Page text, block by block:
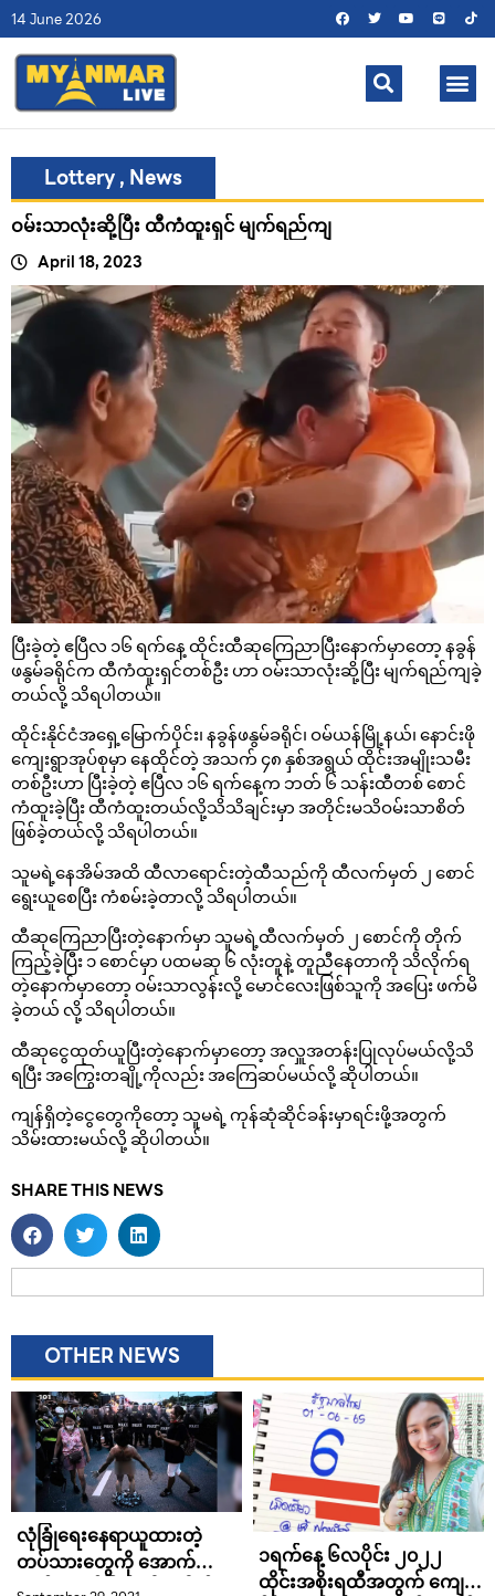
14 June 2026
Lottery, News
ဝမ်းသာလုံးဆို့ပြီး ထီကံထူးရှင် မျက်ရည်ကျ
April 18, 2023
ပြီးခဲ့တဲ့ ဧပြီလ ၁၆ ရက်နေ့ ထိုင်းထီဆုကြေညာပြီးနောက်မှာတော့ နခွန်
ဖနွမ်ခရိုင်က ထီကံထူးရှင်တစ်ဦး ဟာ ဝမ်းသာလုံးဆို့ပြီး မျက်ရည်ကျခဲ့
တယ်လို့ သိရပါတယ်။
ထိုင်းနိုင်ငံအရှေ့မြောက်ပိုင်း၊ နခွန်ဖနွမ်ခရိုင်၊ ဝမ်ယန်မြို့နယ်၊ နောင်းဖို
ကျေးရွာအုပ်စုမှာ နေထိုင်တဲ့ အသက် ၄၈ နှစ်အရွယ် ထိုင်းအမျိုးသမီး
တစ်ဦးဟာ ပြီးခဲ့တဲ့ ဧပြီလ ၁၆ ရက်နေ့က ဘတ် ၆ သန်းထီတစ် စောင်
ကံထူးခဲ့ပြီး ထီကံထူးတယ်လို့သိသိချင်းမှာ အတိုင်းမသိဝမ်းသာစိတ်
ဖြစ်ခဲ့တယ်လို့ သိရပါတယ်။
သူမရဲ့နေအိမ်အထိ ထီလာရောင်းတဲ့ထီသည်ကို ထီလက်မှတ် ၂ စောင်
ရွေးယူစေပြီး ကံစမ်းခဲ့တာလို့ သိရပါတယ်။
ထီဆုကြေညာပြီးတဲ့နောက်မှာ သူမရဲ့ထီလက်မှတ် ၂ စောင်ကို တိုက်
ကြည့်ခဲ့ပြီး ၁ စောင်မှာ ပထမဆု ၆ လုံးတူနဲ့ တူညီနေတာကို သိလိုက်ရ
တဲ့နောက်မှာတော့ ဝမ်းသာလွန်းလို့ မောင်လေးဖြစ်သူကို အပြေး ဖက်မိ
ခဲ့တယ် လို့ သိရပါတယ်။
ထီဆုငွေထုတ်ယူပြီးတဲ့နောက်မှာတော့ အလှူအတန်းပြုလုပ်မယ်လို့သိ
ရပြီး အကြွေးတချို့ကိုလည်း အကြေဆပ်မယ်လို့ ဆိုပါတယ်။
ကျန်ရှိတဲ့ငွေတွေကိုတော့ သူမရဲ့ ကုန်ဆုံဆိုင်ခန်းမှာရင်းဖို့အတွက်
သိမ်းထားမယ်လို့ ဆိုပါတယ်။
SHARE THIS NEWS
OTHER NEWS
လုံခြုံရေးနေရာယူထားတဲ့
တပ်သားတွေကို အောက်
မျက်နှာလှန်ပြတဲ့ ပါးပေါက်
၁ရက်နေ့ ၆လပိုင်း ၂၀၂၂
ထိုင်းအစိုးရထီအတွက် ကျေဖွ